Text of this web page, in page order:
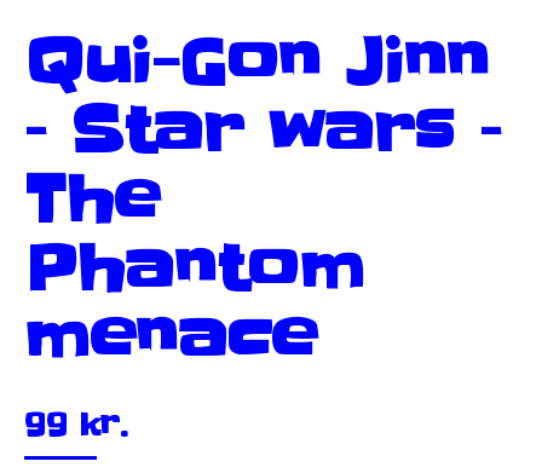
Qui-Gon Jinn
– Star wars –
The
Phantom
menace
99 kr.